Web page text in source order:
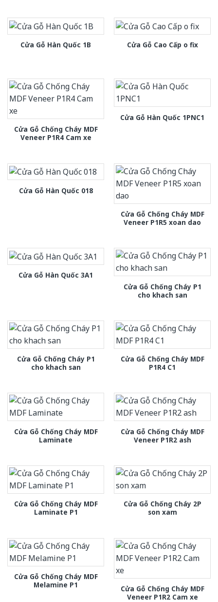
Cửa Gỗ Hàn Quốc 1B Cửa Gỗ Cao Cấp o fix
Cửa Gỗ Chống Cháy MDF
Veneer P1R4 Cam xe
Cửa Gỗ Hàn Quốc 1PNC1
Cửa Gỗ Hàn Quốc 018
Cửa Gỗ Chống Cháy MDF
Veneer P1R5 xoan dao
Cửa Gỗ Hàn Quốc 3A1
Cửa Gỗ Chống Cháy P1
cho khach san
Cửa Gỗ Chống Cháy P1
cho khach san
Cửa Gỗ Chống Cháy MDF
P1R4 C1
Cửa Gỗ Chống Cháy MDF
Laminate
Cửa Gỗ Chống Cháy MDF
Veneer P1R2 ash
Cửa Gỗ Chống Cháy MDF
Laminate P1
Cửa Gỗ Chống Cháy 2P
son xam
Cửa Gỗ Chống Cháy MDF
Melamine P1
Cửa Gỗ Chống Cháy MDF
Veneer P1R2 Cam xe